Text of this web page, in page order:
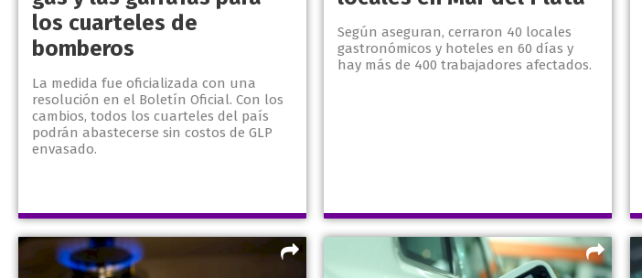
los cuarteles de
bomberos
La medida fue oficializada con una
resolución en el Boletín Oficial. Con los
cambios, todos los cuarteles del país
podrán abastecerse sin costos de GLP
envasado.
Según aseguran, cerraron 40 locales
gastronómicos y hoteles en 60 días y
hay más de 400 trabajadores afectados.